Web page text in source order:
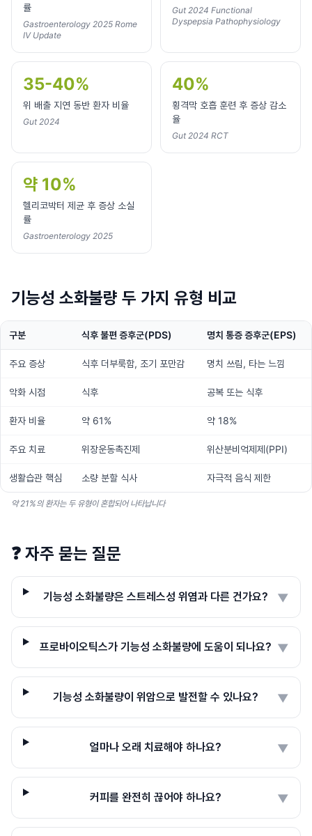
률
Gastroenterology 2025 Rome
IV Update
Gut 2024 Functional
Dyspepsia Pathophysiology
35-40%
위 배출 지연 동반 환자 비율
Gut 2024
40%
횡격막 호흡 훈련 후 증상 감소
율
Gut 2024 RCT
약 10%
헬리코박터 제균 후 증상 소실
률
Gastroenterology 2025
기능성 소화불량 두 가지 유형 비교
구분 식후 불편 증후군(PDS) 명치 통증 증후군(EPS)
주요 증상 식후 더부룩함, 조기 포만감 명치 쓰림, 타는 느낌
악화 시점 식후 공복 또는 식후
환자 비율 약 61% 약 18%
주요 치료 위장운동촉진제 위산분비억제제(PPI)
생활습관 핵심 소량 분할 식사 자극적 음식 제한
약 21%의 환자는 두 유형이 혼합되어 나타납니다
❓ 자주 묻는 질문
기능성 소화불량은 스트레스성 위염과 다른 건가요? ▼
프로바이오틱스가 기능성 소화불량에 도움이 되나요? ▼
기능성 소화불량이 위암으로 발전할 수 있나요? ▼
얼마나 오래 치료해야 하나요? ▼
커피를 완전히 끊어야 하나요? ▼